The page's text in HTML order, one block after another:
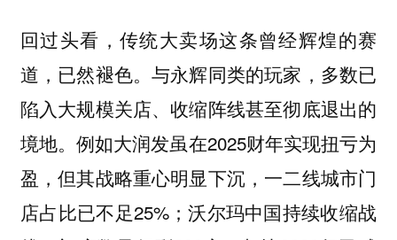
回过头看，传统大卖场这条曾经辉煌的赛
道，已然褪色。与永辉同类的玩家，多数已
陷入大规模关店、收缩阵线甚至彻底退出的
境地。例如大润发虽在2025财年实现扭亏为
盈，但其战略重心明显下沉，一二线城市门
店占比已不足25%；沃尔玛中国持续收缩战